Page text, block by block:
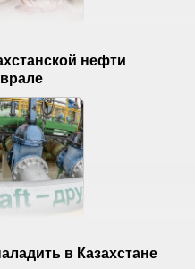
нефти
в Казахстане